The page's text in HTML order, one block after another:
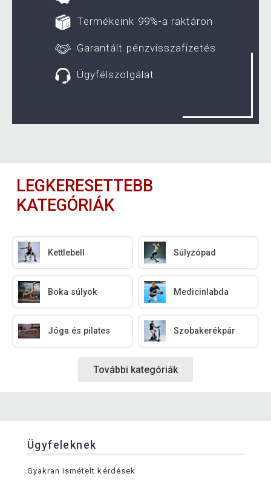
Termékeink 99%-a raktáron
Garantált pénzvisszafizetés
Ügyfélszolgálat
LEGKERESETTEBB
KATEGÓRIÁK
Kettlebell Súlyzópad
Boka súlyok Medicinlabda
Jóga és pilates Szobakerékpár
További kategóriák
Ügyfeleknek
Gyakran ismételt kérdések